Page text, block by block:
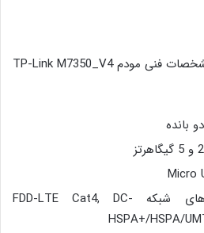
در ادامه به معرفی برخی از مشخصات فنی مودم TP-Link M7350_V4
پشتیبانی از باند های شبکه FDD-LTE Cat4, DC-
HSPA+/HSPA/